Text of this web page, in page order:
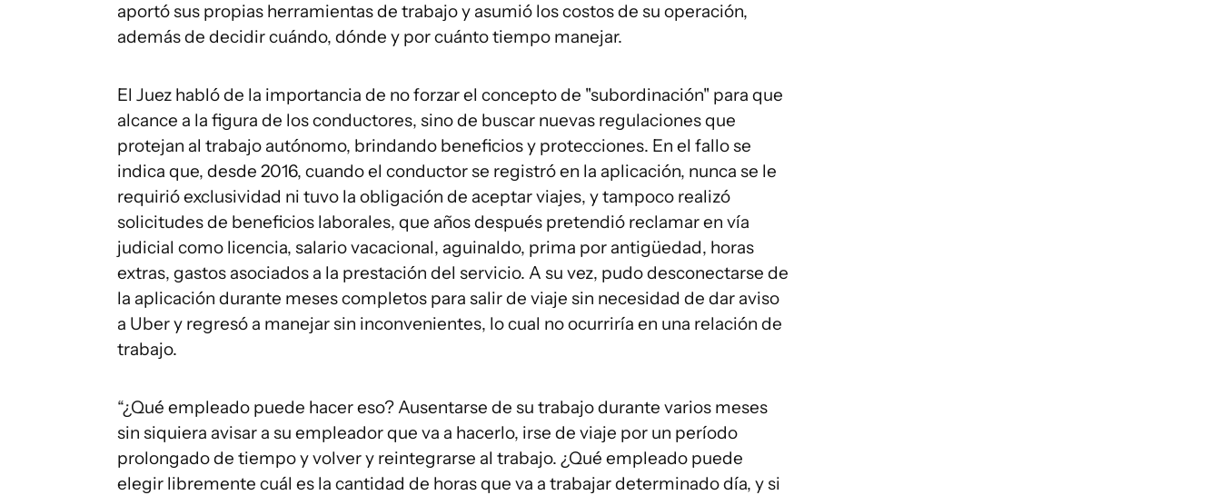
aportó sus propias herramientas de trabajo y asumió los costos de su operación,
además de decidir cuándo, dónde y por cuánto tiempo manejar.
El Juez habló de la importancia de no forzar el concepto de "subordinación" para que
alcance a la figura de los conductores, sino de buscar nuevas regulaciones que
protejan al trabajo autónomo, brindando beneficios y protecciones. En el fallo se
indica que, desde 2016, cuando el conductor se registró en la aplicación, nunca se le
requirió exclusividad ni tuvo la obligación de aceptar viajes, y tampoco realizó
solicitudes de beneficios laborales, que años después pretendió reclamar en vía
judicial como licencia, salario vacacional, aguinaldo, prima por antigüedad, horas
extras, gastos asociados a la prestación del servicio. A su vez, pudo desconectarse de
la aplicación durante meses completos para salir de viaje sin necesidad de dar aviso
a Uber y regresó a manejar sin inconvenientes, lo cual no ocurriría en una relación de
trabajo.
“¿Qué empleado puede hacer eso? Ausentarse de su trabajo durante varios meses
sin siquiera avisar a su empleador que va a hacerlo, irse de viaje por un período
prolongado de tiempo y volver y reintegrarse al trabajo. ¿Qué empleado puede
elegir libremente cuál es la cantidad de horas que va a trabajar determinado día, y si